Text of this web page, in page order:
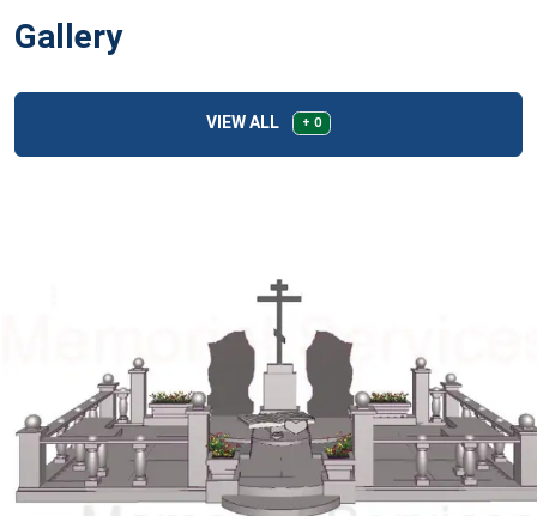
Gallery
VIEW ALL + 0